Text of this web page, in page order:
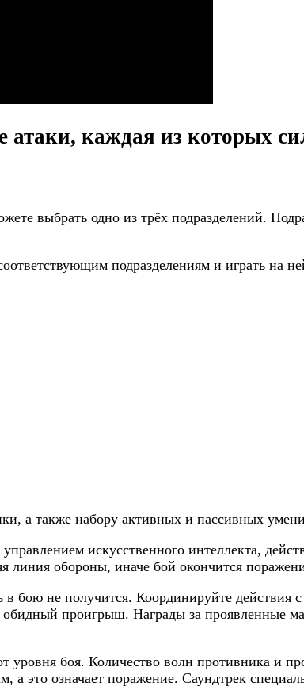
каждая из которых
выбрать одно из трёх подразделений.
подразделениям и играть на
а также набору активных и пассивных
искусственного интеллекта,
линия обороны, иначе бой окончится
бою не получится. Координируйте действия
проигрыш. Награды за проявленные
боя. Количество волн противника и
а это означает поражение. Саундтрек